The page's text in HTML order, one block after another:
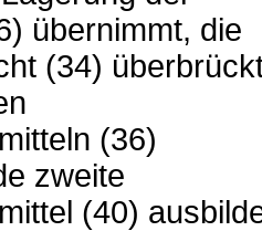
übernimmt, die
(34)
(36)
zweite
(40)